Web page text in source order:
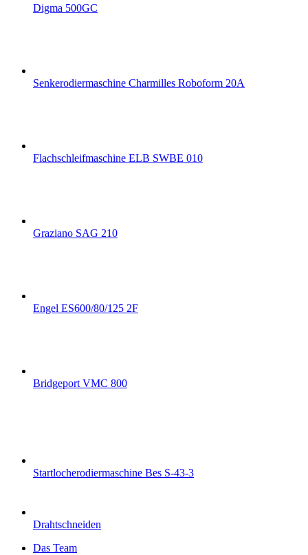
Digma 500GC
Senkerodiermaschine Charmilles Roboform 20A
Flachschleifmaschine ELB SWBE 010
Graziano SAG 210
Engel ES600/80/125 2F
Bridgeport VMC 800
Startlocherodiermaschine Bes S-43-3
Drahtschneiden
Das Team